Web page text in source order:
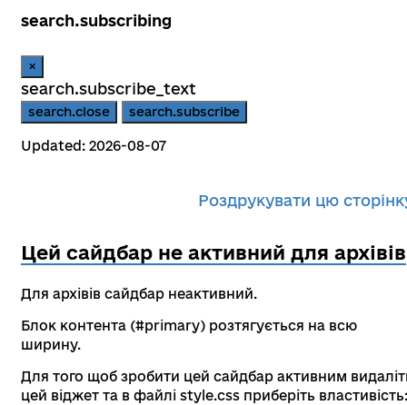
search.subscribing
×
search.subscribe_text
search.close search.subscribe
Updated: 2026-08-07
Роздрукувати цю
Цей сайдбар не активний для архівів
Для архівів сайдбар неактивний.
Блок контента (#primary) розтягується на всю
ширину.
Для того щоб зробити цей сайдбар активним
цей віджет та в файлі style.css приберіть властивість: